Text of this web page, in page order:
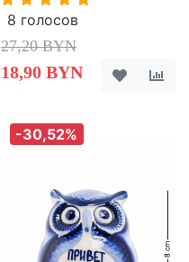
8 голосов
27,20 BYN
18,90 BYN
-30,52%